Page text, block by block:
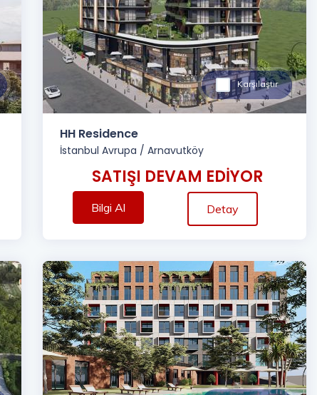
Karşılaştır
HH Residence
İstanbul Avrupa / Arnavutköy
SATIŞI DEVAM EDİYOR
Bilgi Al Detay